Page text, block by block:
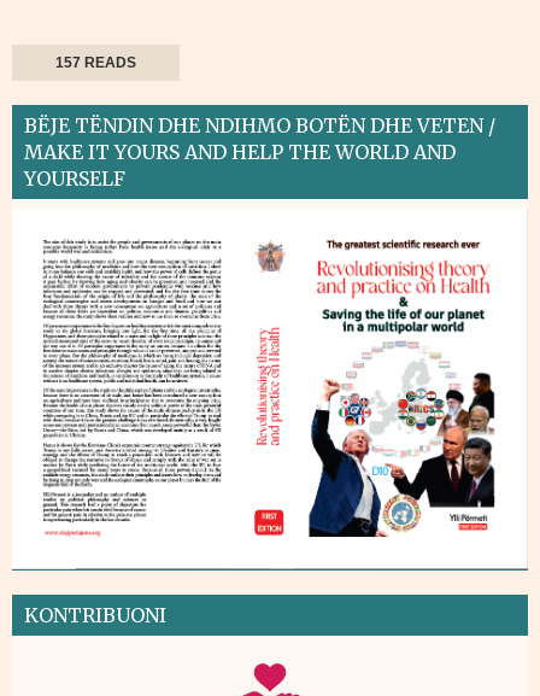
157 READS
BËJE TËNDIN DHE NDIHMO BOTËN DHE VETEN /
MAKE IT YOURS AND HELP THE WORLD AND
YOURSELF
KONTRIBUONI